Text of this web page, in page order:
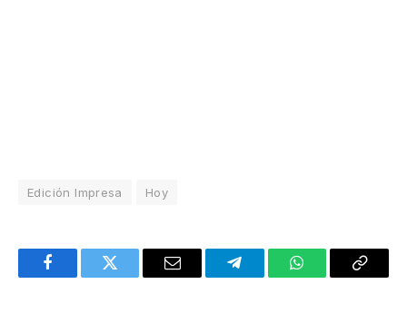
Edición Impresa Hoy
FacebookTwitter Email TelegramWhatsAppCopy